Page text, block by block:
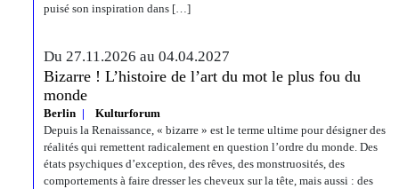
puisé son inspiration dans […]
Du 27.11.2026 au 04.04.2027
Bizarre ! L’histoire de l’art du mot le plus fou du
monde
Berlin
Kulturforum
Depuis la Renaissance, « bizarre » est le terme ultime pour désigner des
réalités qui remettent radicalement en question l’ordre du monde. Des
états psychiques d’exception, des rêves, des monstruosités, des
comportements à faire dresser les cheveux sur la tête, mais aussi : des